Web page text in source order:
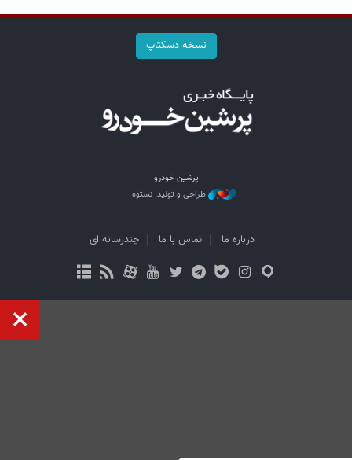
نسخه دسکتاپ
پرشین خودرو
طراحی و تولید: نستوه
درباره ما تماس با ما چندرسانه ای